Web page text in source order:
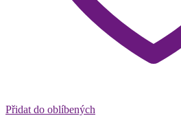
Přidat do oblíbených